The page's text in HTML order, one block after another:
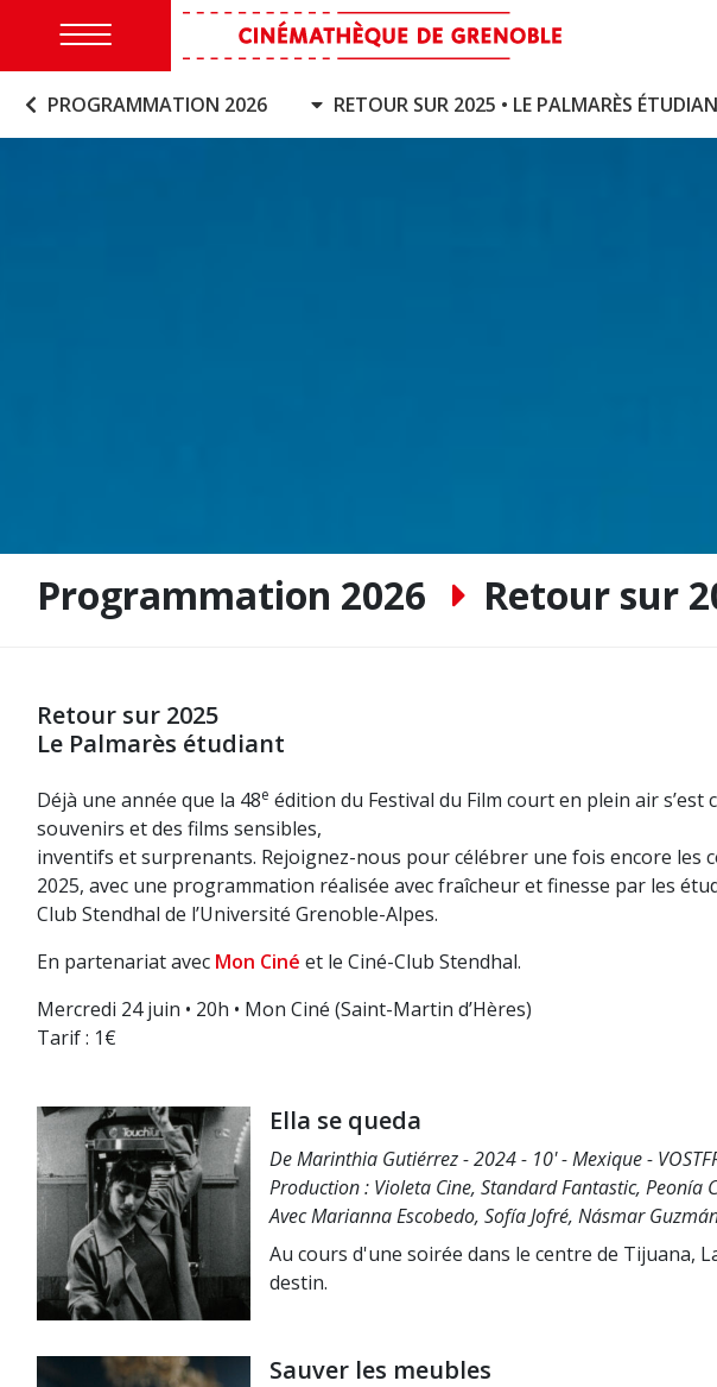
PROGRAMMATION 2026 RETOUR SUR 2025 • LE PALMARÈS
Programmation 2026 Retour sur
Retour sur 2025
Le Palmarès étudiant
Déjà une année que la 48e édition du Festival du Film court en plein air
souvenirs et des films sensibles,
inventifs et surprenants. Rejoignez-nous pour célébrer une fois encore les
2025, avec une programmation réalisée avec fraîcheur et finesse par les
Club Stendhal de l’Université Grenoble-Alpes.
En partenariat avec Mon Ciné et le Ciné-Club Stendhal.
Mercredi 24 juin • 20h • Mon Ciné (Saint-Martin d’Hères)
Tarif : 1€
Ella se queda
De Marinthia Gutiérrez - 2024 - 10' - Mexique -
Production : Violeta Cine, Standard Fantastic, Peonía
Avec Marianna Escobedo, Sofía Jofré, Násmar
Au cours d'une soirée dans le centre de Tijuana,
destin.
Sauver les meubles